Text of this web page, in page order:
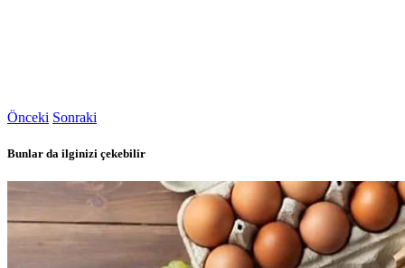
Önceki Sonraki
Bunlar da ilginizi çekebilir